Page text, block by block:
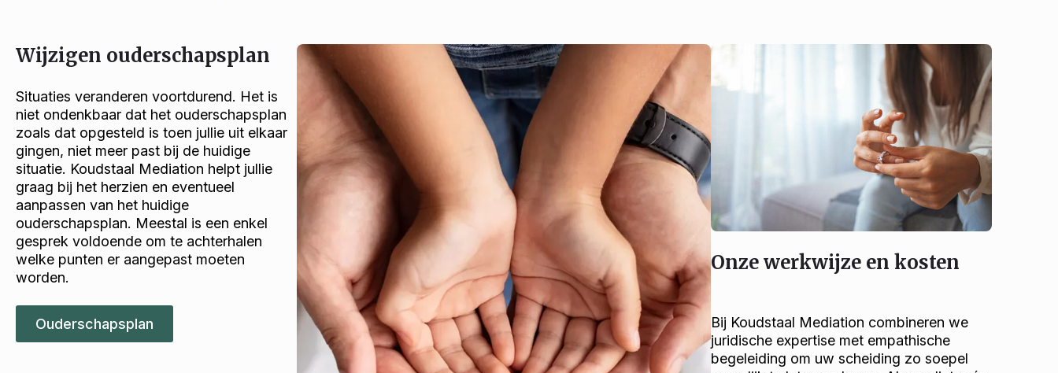
Wijzigen ouderschapsplan
Situaties veranderen voortdurend. Het is
niet ondenkbaar dat het ouderschapsplan
zoals dat opgesteld is toen jullie uit elkaar
gingen, niet meer past bij de huidige
situatie. Koudstaal Mediation helpt jullie
graag bij het herzien en eventueel
aanpassen van het huidige
ouderschapsplan. Meestal is een enkel
gesprek voldoende om te achterhalen
welke punten er aangepast moeten
worden.
Ouderschapsplan
Onze werkwijze en kosten
Bij Koudstaal Mediation combineren we
juridische expertise met empathische
begeleiding om uw scheiding zo soepel